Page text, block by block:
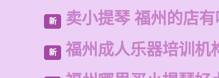
新 卖小提琴 福州的店
新 福州成人乐器培训机